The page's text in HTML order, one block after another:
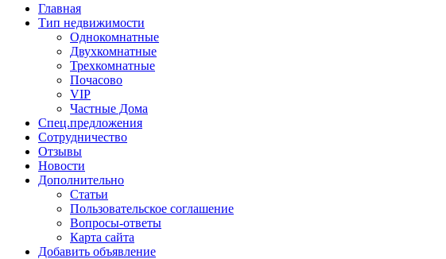
Главная
Тип недвижимости
Однокомнатные
Двухкомнатные
Трехкомнатные
Почасово
VIP
Частные Дома
Спец.предложения
Сотрудничество
Отзывы
Новости
Дополнительно
Статьи
Пользовательское соглашение
Вопросы-ответы
Карта сайта
Добавить объявление